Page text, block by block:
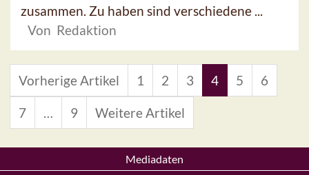
zusammen. Zu haben sind verschiedene ...
Von Redaktion
Vorherige Artikel 1 2 3 4 5 6
7 … 9 Weitere Artikel
Mediadaten